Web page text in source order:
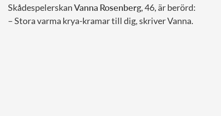
SkådespelerskanVanna Rosenberg, 46, är berörd:
– Stora varma krya-kramar till dig, skriver Vanna.